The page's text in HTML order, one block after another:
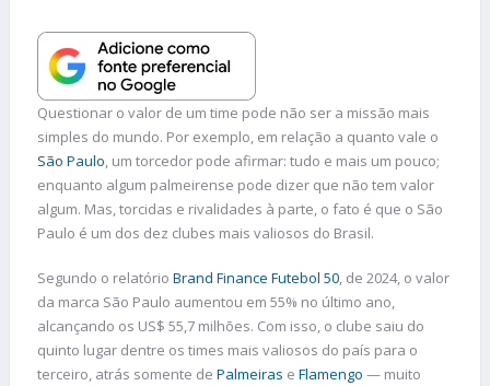
Questionar o valor de um time pode não ser a missão mais
simples do mundo. Por exemplo, em relação a quanto vale o
São Paulo, um torcedor pode afirmar: tudo e mais um pouco;
enquanto algum palmeirense pode dizer que não tem valor
algum. Mas, torcidas e rivalidades à parte, o fato é que o São
Paulo é um dos dez clubes mais valiosos do Brasil.
Segundo o relatório Brand Finance Futebol 50, de 2024, o valor
da marca São Paulo aumentou em 55% no último ano,
alcançando os US$ 55,7 milhões. Com isso, o clube saiu do
quinto lugar dentre os times mais valiosos do país para o
terceiro, atrás somente de Palmeiras e Flamengo — muito